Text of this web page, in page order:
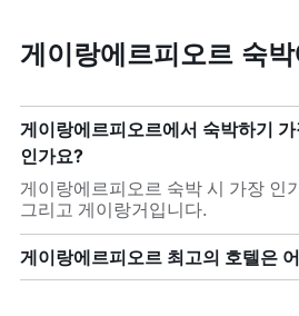
게이랑에르피오르 숙
게이랑에르피오르에서 숙박하기
인가요?
게이랑에르피오르 숙박 시 가장 인
그리고 게이랑거입니다.
게이랑에르피오르 최고의 호텔은